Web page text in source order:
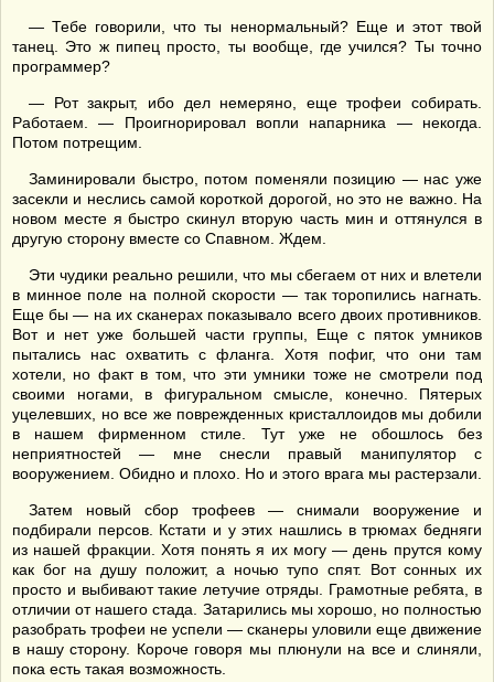
— Тебе говорили, что ты ненормальный? Еще и этот твой
танец. Это ж пипец просто, ты вообще, где учился? Ты точно
программер?
— Рот закрыт, ибо дел немеряно, еще трофеи собирать.
Работаем. — Проигнорировал вопли напарника — некогда.
Потом потрещим.
Заминировали быстро, потом поменяли позицию — нас уже
засекли и неслись самой короткой дорогой, но это не важно. На
новом месте я быстро скинул вторую часть мин и оттянулся в
другую сторону вместе со Спавном. Ждем.
Эти чудики реально решили, что мы сбегаем от них и влетели
в минное поле на полной скорости — так торопились нагнать.
Еще бы — на их сканерах показывало всего двоих противников.
Вот и нет уже большей части группы, Еще с пяток умников
пытались нас охватить с фланга. Хотя пофиг, что они там
хотели, но факт в том, что эти умники тоже не смотрели под
своими ногами, в фигуральном смысле, конечно. Пятерых
уцелевших, но все же поврежденных кристаллоидов мы добили
в нашем фирменном стиле. Тут уже не обошлось без
неприятностей — мне снесли правый манипулятор с
вооружением. Обидно и плохо. Но и этого врага мы растерзали.
Затем новый сбор трофеев — снимали вооружение и
подбирали персов. Кстати и у этих нашлись в трюмах бедняги
из нашей фракции. Хотя понять я их могу — день прутся кому
как бог на душу положит, а ночью тупо спят. Вот сонных их
просто и выбивают такие летучие отряды. Грамотные ребята, в
отличии от нашего стада. Затарились мы хорошо, но полностью
разобрать трофеи не успели — сканеры уловили еще движение
в нашу сторону. Короче говоря мы плюнули на все и слиняли,
пока есть такая возможность.